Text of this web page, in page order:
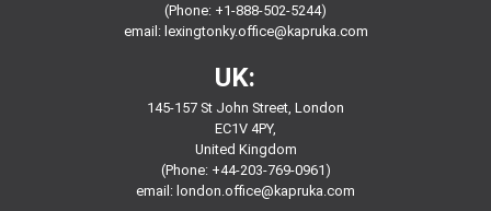
(Phone: +1-888-502-5244)
email: lexingtonky.office@kapruka.com
UK:
145-157 St John Street, London
EC1V 4PY,
United Kingdom
(Phone: +44-203-769-0961)
email: london.office@kapruka.com